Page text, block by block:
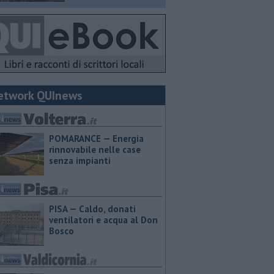
QUInews
POMARANCE — Energia
rinnovabile nelle case
senza impianti
PISA — Caldo, donati
ventilatori e acqua al Don
Bosco